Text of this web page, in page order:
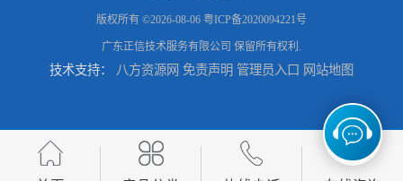
软件系统验收测试？软件验收测评的标准及政策依据？软件验收测评服务内容？ 软件确认测试 确认测试报告
版权所有 ©2026-08-06 粤ICP备2020094221号
广东正信技术服务有限公司 保留所有权利.
技术支持： 八方资源网 免责声明 管理员入口 网站地图